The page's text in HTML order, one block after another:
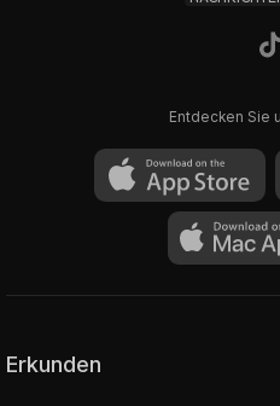
Entdecken Sie
Erkunden